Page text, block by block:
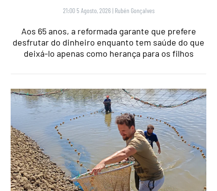
21:00 5 Agosto, 2026 | Rubén Gonçalves
Aos 65 anos, a reformada garante que prefere
desfrutar do dinheiro enquanto tem saúde do que
deixá-lo apenas como herança para os filhos